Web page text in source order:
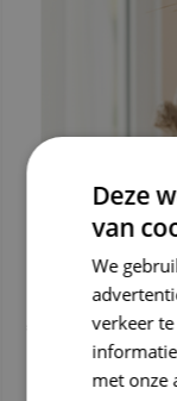
Droogboeket
€ 64,99
gratis verzending
Deliverytime
Deze
van
We
verkeer
met onze